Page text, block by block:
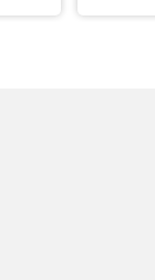
加圧でアプロ
イが気になる